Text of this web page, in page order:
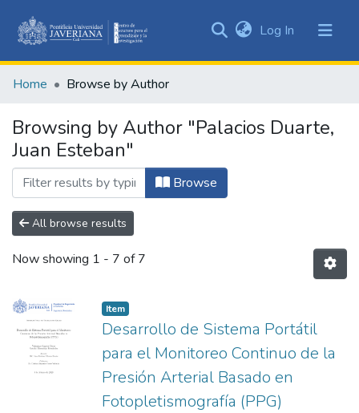
&
All of DSpace
Log In (current)
Home Browse by Author
Browsing by Author "Palacios Duarte,
Juan Esteban"
Browse
All browse results
Now showing 1 - 7 of 7
Item
Desarrollo de Sistema Portátil
para el Monitoreo Continuo de la
Presión Arterial Basado en
Fotopletismografía (PPG)